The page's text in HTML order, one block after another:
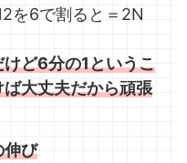
を6で割ると＝2N
ど6分の1というこ
大丈夫だから頑張
伸び